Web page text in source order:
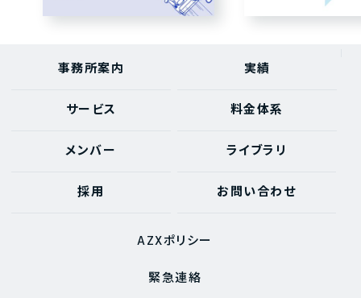
事務所案内 実績
サービス 料金体系
メンバー ライブラリ
採用 お問い合わせ
AZXポリシー
緊急連絡